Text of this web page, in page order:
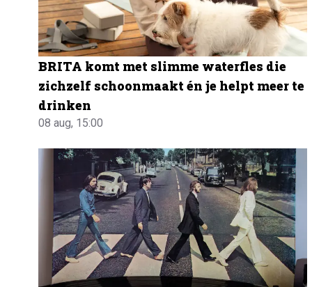
BRITA komt met slimme waterfles die
zichzelf schoonmaakt én je helpt meer te
drinken
08 aug, 15:00